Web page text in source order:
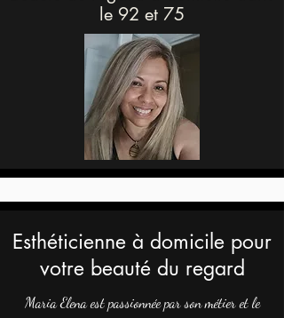
le 92 et 75
Esthéticienne à domicile pour
votre beauté du regard
Maria Elena est passionnée par son métier et le